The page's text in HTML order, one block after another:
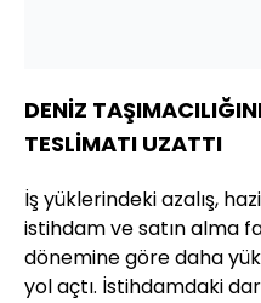
DENİZ
TESLİMATI UZATTI
İş yüklerindeki azalış,
istihdam ve satın alma
dönemine göre daha
yol açtı. İstihdamdaki